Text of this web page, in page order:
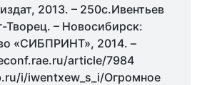
2013. – 250с.Ивентьев
– Новосибирск:
«СИБПРИНТ», 2014. –
article/7984
i/iwentxew_s_i/Огромное